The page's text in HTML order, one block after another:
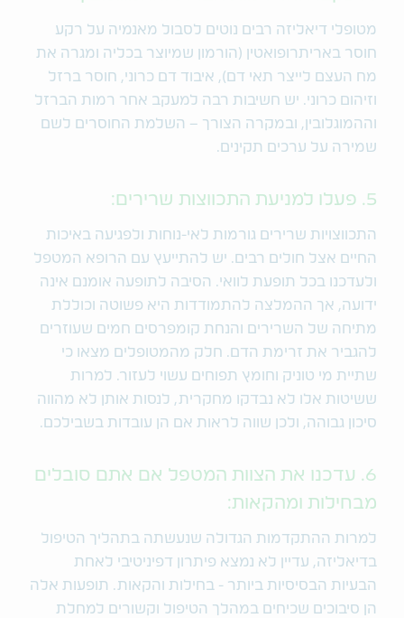
מטופלי דיאליזה רבים נוטים לסבול מאנמיה על רקע
חוסר באריתרופואטין (הורמון שמיוצר בכליה ומגרה את
מח העצם לייצר תאי דם), איבוד דם כרוני, חוסר ברזל
וזיהום כרוני. יש חשיבות רבה למעקב אחר רמות הברזל
וההמוגלובין, ובמקרה הצורך – השלמת החוסרים לשם
שמירה על ערכים תקינים.
5. פעלו למניעת התכווצות שרירים:
התכווצויות שרירים גורמות לאי-נוחות ולפגיעה באיכות
החיים אצל חולים רבים. יש להתייעץ עם הרופא המטפל
ולעדכנו בכל תופעת לוואי. הסיבה לתופעה אומנם אינה
ידועה, אך ההמלצה להתמודדות היא פשוטה וכוללת
מתיחה של השרירים והנחת קומפרסים חמים שעוזרים
להגביר את זרימת הדם. חלק מהמטופלים מצאו כי
שתיית מי טוניק וחומץ תפוחים עשוי לעזור. למרות
ששיטות אלו לא נבדקו מחקרית, לנסות אותן לא מהווה
סיכון גבוהה, ולכן שווה לראות אם הן עובדות בשבילכם.
6. עדכנו את הצוות המטפל אם אתם סובלים
מבחילות ומהקאות:
למרות ההתקדמות הגדולה שנעשתה בתהליך הטיפול
בדיאליזה, עדיין לא נמצא פיתרון דפיניטיבי לאחת
הבעיות הבסיסיות ביותר - בחילות והקאות. תופעות אלה
הן סיבוכים שכיחים במהלך הטיפול וקשורים למחלת